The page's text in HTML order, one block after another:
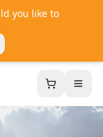
you like to